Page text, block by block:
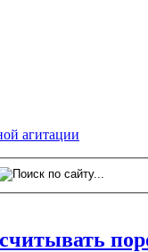
агитации